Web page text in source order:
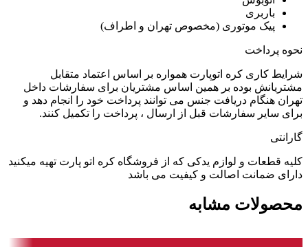
باربری
پیک موتوری (مخصوص تهران و اطراف)
نحوه پرداخت
شرایط کاری کره اتوپارت همواره بر اساس اعتماد متقابل
مشتریانش بوده بر همین اساس مشتریان برای سفارشات داخل
تهران هنگام دریافت جنس می توانند پرداخت خود را انجام دهد و
برای سایر سفارشات قبل از ارسال ، پرداخت را تکمیل کنند.
گارانتی
کلیه قطعات و لوازم یدکی که از فروشگاه کره اتو پارت تهیه میکنید
دارای ضمانت اصالت و کیفیت می باشد
محصولات مشابه